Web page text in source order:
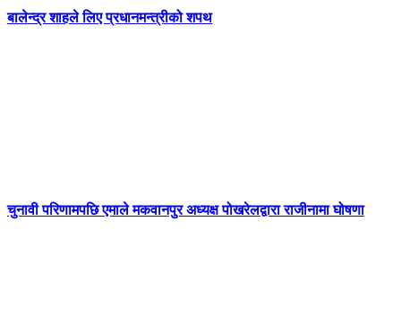
बालेन्द्र शाहले लिए प्रधानमन्त्रीको शपथ
चुनावी परिणामपछि एमाले मकवानपुर अध्यक्ष पोखरेलद्वारा राजीनामा घोषणा